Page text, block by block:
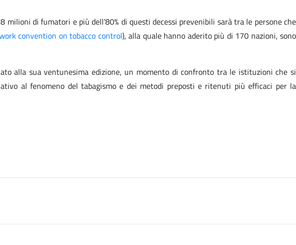
di fumatori e più dell’80% di questi decessi prevenibili sarà tra le persone che
convention on tobacco control), alla quale hanno aderito più di 170 nazioni, sono
alla sua ventunesima edizione, un momento di confronto tra le istituzioni che si
al fenomeno del tabagismo e dei metodi preposti e ritenuti più efficaci per la